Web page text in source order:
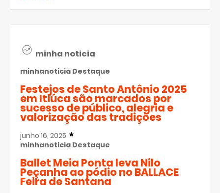
minha noticia
minhanoticia Destaque
Festejos de Santo Antônio 2025
em Itiúca são marcados por
sucesso de público, alegria e
valorização das tradições
junho 16, 2025
minhanoticia Destaque
Ballet Meia Ponta leva Nilo
Peçanha ao pódio no BALLACE
Feira de Santana